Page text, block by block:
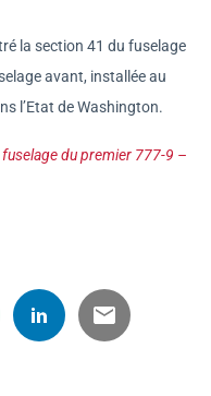
la section 41 du fuselage
avant, installée au
l’Etat de Washington.
du premier 777-9 –